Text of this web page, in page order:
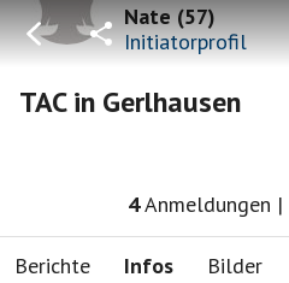
Nate(57)
Initiatorprofil
TAC in Gerlhausen
4Anmeldungen |
Berichte Infos Bilder